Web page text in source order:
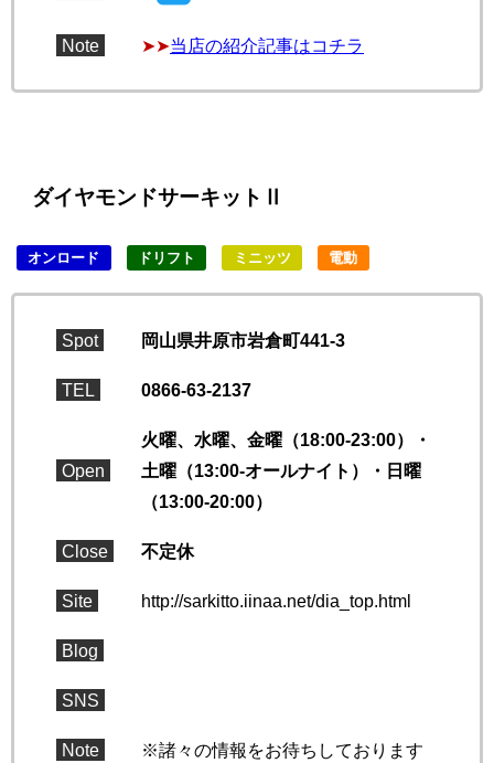
Note ➤➤当店の紹介記事はコチラ
ダイヤモンドサーキットⅡ
オンロード ドリフト ミニッツ 電動
Spot 岡山県井原市岩倉町441-3
TEL 0866-63-2137
Open
火曜、水曜、金曜（18:00-23:00）・
土曜（13:00-オールナイト）・日曜
（13:00-20:00）
Close 不定休
Site http://sarkitto.iinaa.net/dia_top.html
Blog
SNS
Note ※諸々の情報をお待ちしております